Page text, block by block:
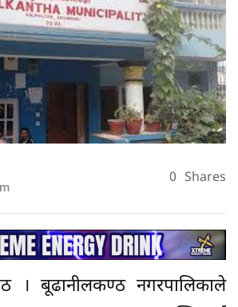
0 Shares
। बूढानीलकण्ठ नगरपालिकाले